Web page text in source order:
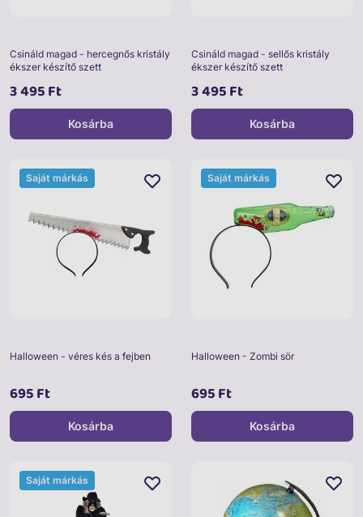
Csináld magad - hercegnős kristály
ékszer készítő szett
3 495 Ft
Kosárba
Csináld magad - sellős kristály
ékszer készítő szett
3 495 Ft
Kosárba
Halloween - véres kés a fejben
695 Ft
Saját márkás
Kosárba
Halloween - Zombi sör
695 Ft
Saját márkás
Kosárba
Saját márkás